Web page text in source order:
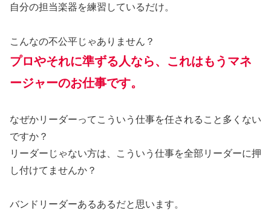
自分の担当楽器を練習しているだけ。
こんなの不公平じゃありません？
プロやそれに準ずる人なら、 これはもう マネ
ージャーのお仕事です。
なぜかリーダーってこういう仕事を任されること多くない
ですか？
リーダーじゃない方は、こういう仕事を全部リーダーに押
し付けてませんか？
バンドリーダーあるあるだと思います。